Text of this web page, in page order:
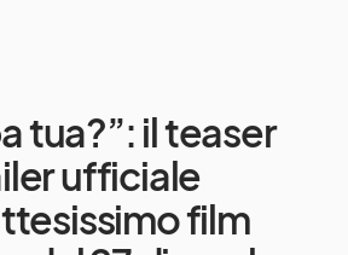
tua?”: il teaser
ufficiale
film